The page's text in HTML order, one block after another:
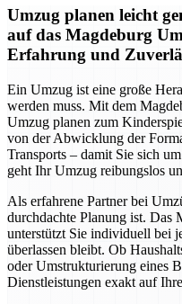
Umzug planen leicht
auf das Magdeburg
Erfahrung und
Ein Umzug ist eine große
werden muss. Mit dem
Umzug planen zum
von der Abwicklung der
Transports – damit Sie sich
geht Ihr Umzug reibungslos
Als erfahrene Partner bei
durchdachte Planung ist. Das
unterstützt Sie individuell bei
überlassen bleibt. Ob
oder Umstrukturierung eines
Dienstleistungen exakt auf